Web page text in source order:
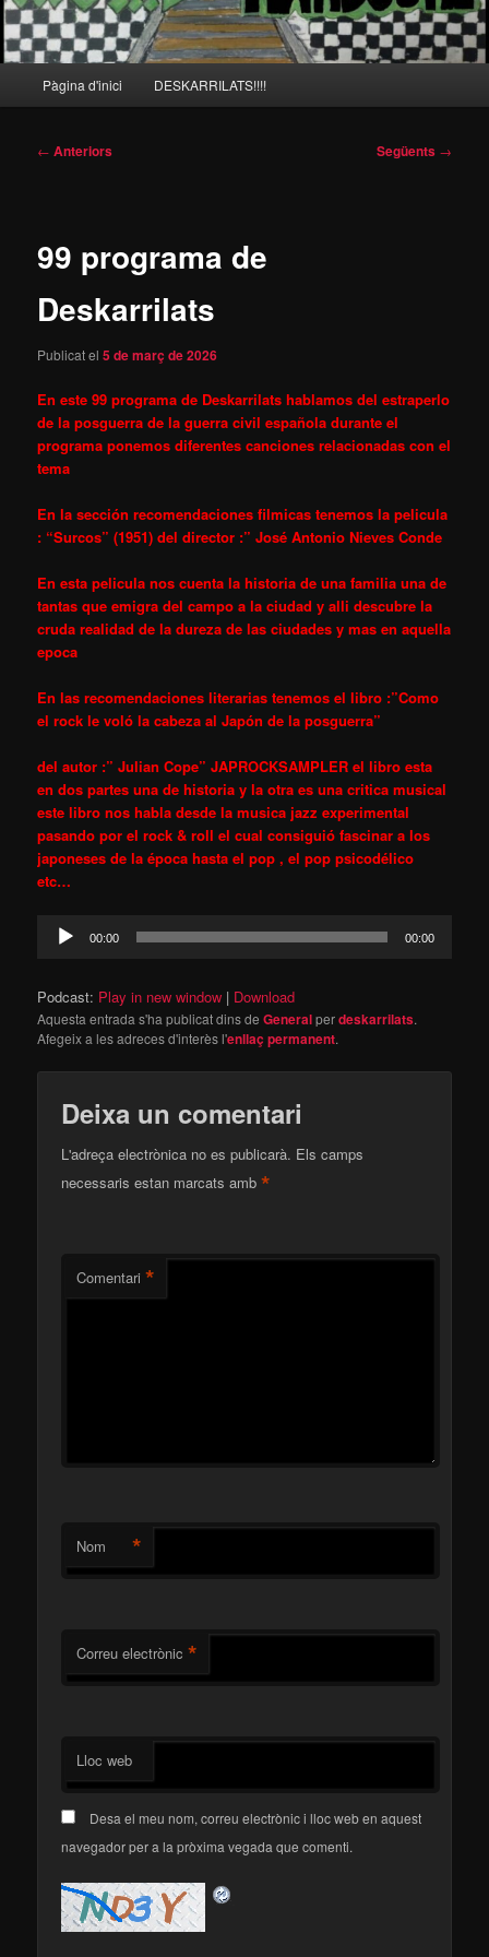
principal
Pàgina d'inici DESKARRILATS!!!!
Navegació
← Anteriors Següents →
99 programa de
Deskarrilats
Publicat el5 de març de 2026
En este 99 programa de Deskarrilats hablamos del estraperlo
de la posguerra de la guerra civil española durante el
programa ponemos diferentes canciones relacionadas con el
tema
En la sección recomendaciones filmicas tenemos la pelicula
: “Surcos” (1951) del director :” José Antonio Nieves Conde
En esta pelicula nos cuenta la historia de una familia una de
tantas que emigra del campo a la ciudad y alli descubre la
cruda realidad de la dureza de las ciudades y mas en aquella
epoca
En las recomendaciones literarias tenemos el libro :”Como
el rock le voló la cabeza al Japón de la posguerra”
del autor :” Julian Cope” JAPROCKSAMPLER el libro esta
en dos partes una de historia y la otra es una critica musical
este libro nos habla desde la musica jazz experimental
pasando por el rock & roll el cual consiguió fascinar a los
japoneses de la época hasta el pop , el pop psicodélico
etc…
Reproductor
d'àudio
00:00 00:00
Podcast: Play in new window | Download
Aquesta entrada s'ha publicat dins deGeneralperdeskarrilats.
Afegeix a les adreces d'interès l'enllaç permanent.
Deixa un comentari
L'adreça electrònica no es publicarà. Els camps
necessaris estan marcats amb*
Comentari *
Nom *
Correu electrònic *
Lloc web
Desa el meu nom, correu electrònic i lloc web en aquest
navegador per a la pròxima vegada que comenti.